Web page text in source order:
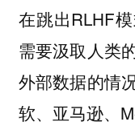
在跳出RLHF
需要汲取人类
外部数据的情
软、亚马逊、